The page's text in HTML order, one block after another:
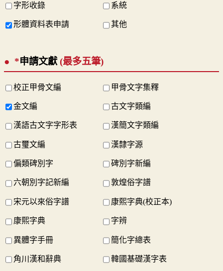
字形收錄 系統
形體資料表申請 其他
*申請文獻 (最多五筆)
校正甲骨文編 甲骨文字集釋
金文編 古文字類編
漢語古文字字形表 漢簡文字類編
古璽文編 漢隸字源
偏類碑別字 碑別字新編
六朝別字記新編 敦煌俗字譜
宋元以來俗字譜 康熙字典(校正本)
康熙字典 字辨
異體字手冊 簡化字總表
角川漢和辭典 韓國基礎漢字表